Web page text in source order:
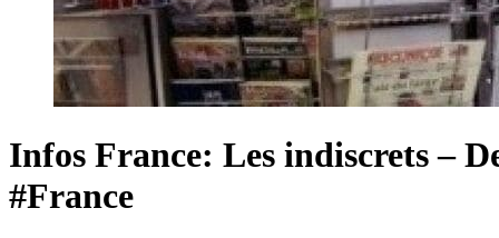
Infos France: Les indiscrets –
#France